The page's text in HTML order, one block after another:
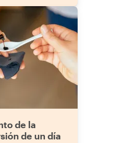
de la
de un día